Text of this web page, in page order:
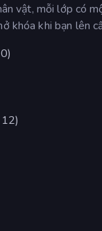
vật, mỗi lớp có
khóa khi bạn lên